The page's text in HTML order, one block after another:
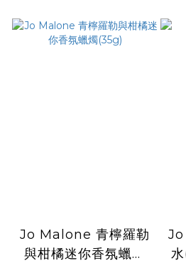
Jo Malone 青檸羅勒
與柑橘迷你香氛蠟燭